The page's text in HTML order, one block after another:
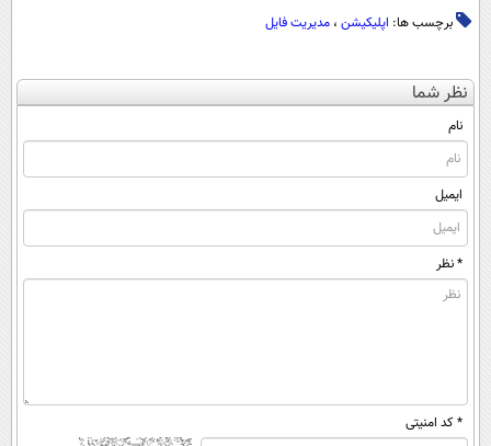
برچسب ها: اپلیکیشن ، مدیریت فایل
نظر شما
نام
ایمیل
* نظر
* کد امنیتی